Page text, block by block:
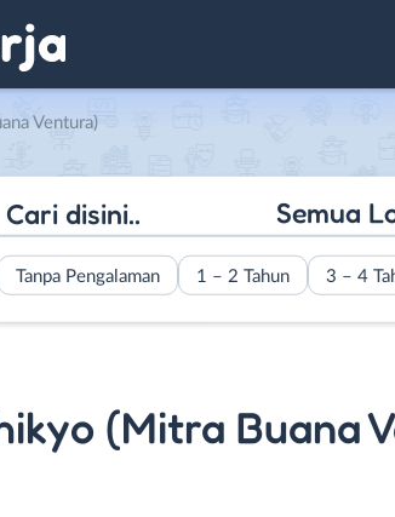
Ventura)
Semua
Tanpa Pengalaman 1 – 2 Tahun 3 – 4
(Mitra Buana